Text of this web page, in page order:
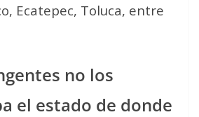
Ecatepec, Toluca, entre
no los
el estado de donde